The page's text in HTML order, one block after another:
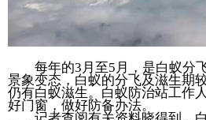
每年的3月至5月，是白蚁分
景象变态，白蚁的分飞及滋生期
仍有白蚁滋生。白蚁防治站工作
好门窗，做好防备办法。